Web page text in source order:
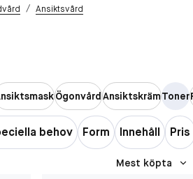
/ Ansiktsvård
ÖgonvårdAnsiktskrämToner
behov Form Innehåll Pris
Mest köpta